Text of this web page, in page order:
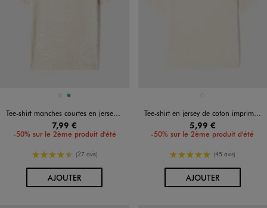
Disponible en 2 coloris
BEIGEVERT
Tee-shirt manches courtes en jersey de coton imprimé feuillage garçon
7,99 €
-50% sur le 2ème produit d'été
4.5/5 de moyenne
(27 avis)
AJOUTERAU PANIER
Tee-shirt en jersey de coton imprimé garçon
5,99 €
-50% sur le 2ème produit d'été
5/5 de moyenne
(45 avis)
AJOUTERAU PANIER